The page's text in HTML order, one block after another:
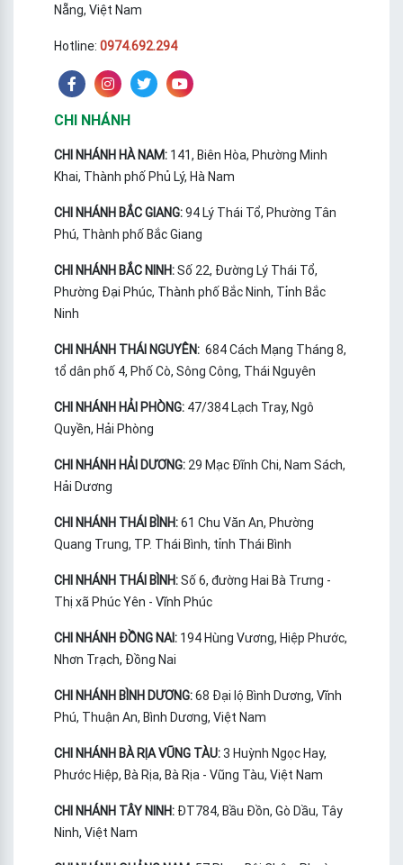
Nẵng, Việt Nam
Hotline: 0974.692.294
CHI NHÁNH
CHI NHÁNH HÀ NAM: 141, Biên Hòa, Phường Minh
Khai, Thành phố Phủ Lý, Hà Nam
CHI NHÁNH BẮC GIANG:94 Lý Thái Tổ, Phường Tân
Phú, Thành phố Bắc Giang
CHI NHÁNH BẮC NINH:Số 22, Đường Lý Thái Tổ,
Phường Đại Phúc, Thành phố Bắc Ninh, Tỉnh Bắc
Ninh
CHI NHÁNH THÁI NGUYÊN: 684 Cách Mạng Tháng 8,
tổ dân phố 4, Phố Cò, Sông Công, Thái Nguyên
CHI NHÁNH HẢI PHÒNG: 47/384 Lạch Tray, Ngô
Quyền, Hải Phòng
CHI NHÁNH HẢI DƯƠNG: 29 Mạc Đĩnh Chi, Nam Sách,
Hải Dương
CHI NHÁNH THÁI BÌNH:61 Chu Văn An, Phường
Quang Trung, TP. Thái Bình, tỉnh Thái Bình
CHI NHÁNH THÁI BÌNH:Số 6, đường Hai Bà Trưng -
Thị xã Phúc Yên - Vĩnh Phúc
CHI NHÁNH ĐỒNG NAI: 194 Hùng Vương, Hiệp Phước,
Nhơn Trạch, Đồng Nai
CHI NHÁNH BÌNH DƯƠNG:68 Đại lộ Bình Dương, Vĩnh
Phú, Thuận An, Bình Dương, Việt Nam
CHI NHÁNH BÀ RỊA VŨNG TÀU:3 Huỳnh Ngọc Hay,
Phước Hiệp, Bà Rịa, Bà Rịa - Vũng Tàu, Việt Nam
CHI NHÁNH TÂY NINH: ĐT784, Bầu Đồn, Gò Dầu, Tây
Ninh, Việt Nam